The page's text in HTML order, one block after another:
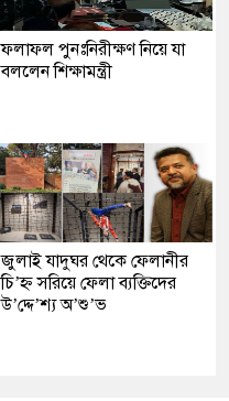
ফলাফল পুনঃনিরীক্ষণ নিয়ে যা
বললেন শিক্ষামন্ত্রী
জুলাই যাদুঘর থেকে ফেলানীর
চি’হ্ন সরিয়ে ফেলা ব্যক্তিদের
উ’দ্দে’শ্য অ’শু’ভ